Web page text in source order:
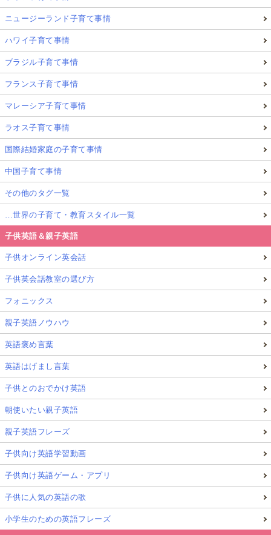
ニュージーランド子育て事情
ハワイ子育て事情
ブラジル子育て事情
フランス子育て事情
マレーシア子育て事情
ラオス子育て事情
国際結婚家庭の子育て事情
中国子育て事情
その他のタグ一覧
…世界の子育て・教育スタイル一覧
子供英語＆親子英語
子供オンライン英会話
子供英会話教室の選び方
フォニックス
親子英語ノウハウ
英語褒め言葉
英語はげまし言葉
子供とのおでかけ英語
朝使いたい親子英語
親子英語フレーズ
子供向け英語学習動画
子供向け英語ゲーム・アプリ
子供に人気の英語の歌
小学生のための英語フレーズ